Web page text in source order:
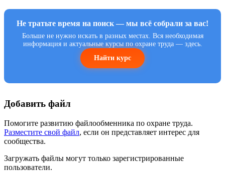
Не тратьте время на поиск — мы всё собрали за вас!
Больше не нужно искать в разных местах. Вся необходимая
информация и актуальные курсы по охране труда — здесь.
Найти курс
Добавить файл
Помогите развитию файлообменника по охране труда.
Разместите свой файл, если он представляет интерес для
сообщества.
Загружать файлы могут только зарегистрированные
пользователи.